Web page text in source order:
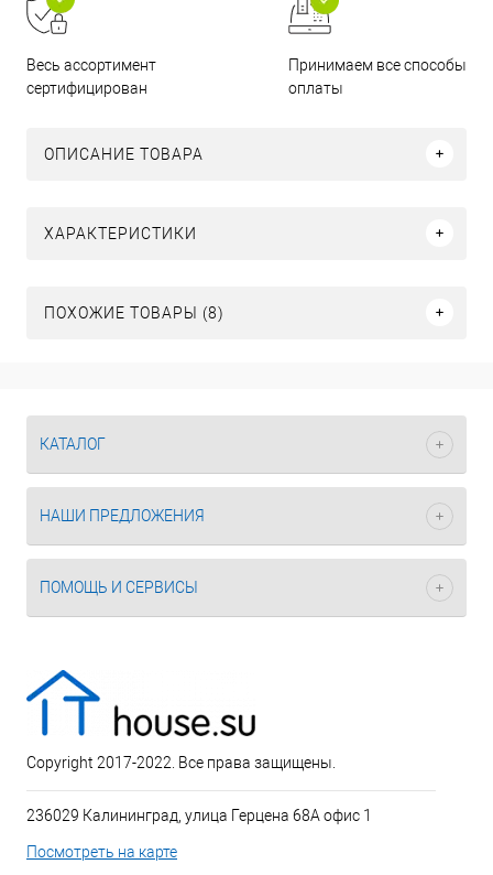
Весь ассортимент
сертифицирован
Принимаем все способы
оплаты
ОПИСАНИЕ ТОВАРА
ХАРАКТЕРИСТИКИ
ПОХОЖИЕ ТОВАРЫ (8)
КАТАЛОГ
НАШИ ПРЕДЛОЖЕНИЯ
ПОМОЩЬ И СЕРВИСЫ
Copyright 2017-2022. Все права защищены.
236029 Калининград, улица Герцена 68А офис 1
Посмотреть на карте